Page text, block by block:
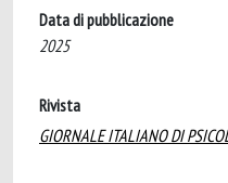
Data di pubblicazione
2025
Rivista
GIORNALE ITALIANO DI